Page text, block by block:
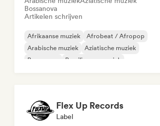
Bossanova
Artikelen schrijven
Afrikaanse muziek
Afrobeat / Afropop
Arabische muziek
Aziatische muziek
Bossanova
Braziliaanse muziek
Flex Up Records
Label